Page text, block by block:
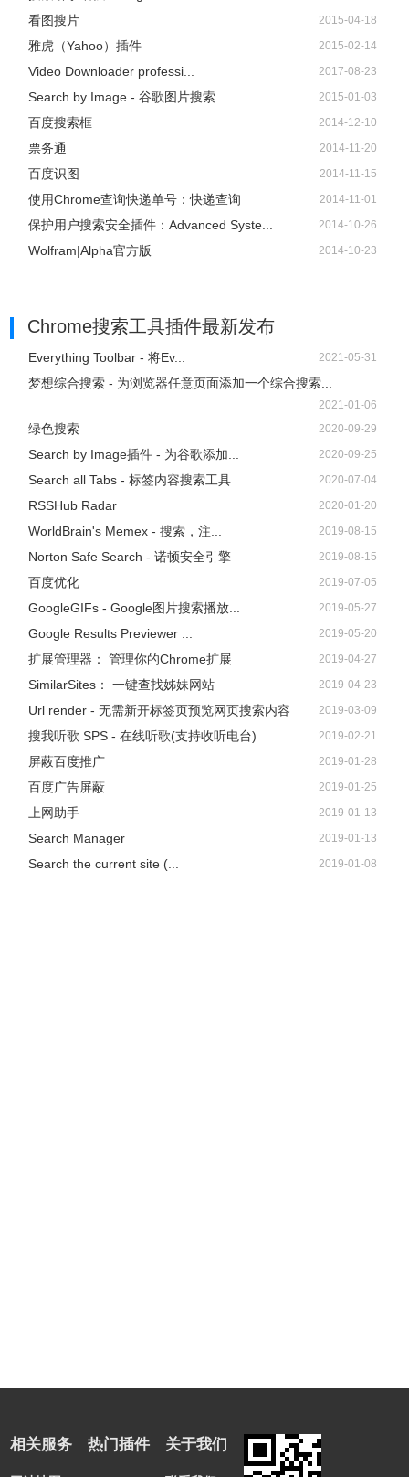
看图搜片 2015-04-18
雅虎（Yahoo）插件 2015-02-14
Video Downloader professi... 2017-08-23
Search by Image - 谷歌图片搜索 2015-01-03
百度搜索框 2014-12-10
票务通 2014-11-20
百度识图 2014-11-15
使用Chrome查询快递单号：快递查询 2014-11-01
保护用户搜索安全插件：Advanced Syste... 2014-10-26
Wolfram|Alpha官方版 2014-10-23
Chrome搜索工具插件最新发布
Everything Toolbar - 将Ev... 2021-05-31
梦想综合搜索 - 为浏览器任意页面添加一个综合搜索...
2021-01-06
绿色搜索 2020-09-29
Search by Image插件 - 为谷歌添加... 2020-09-25
Search all Tabs - 标签内容搜索工具 2020-07-04
RSSHub Radar 2020-01-20
WorldBrain's Memex - 搜索，注... 2019-08-15
Norton Safe Search - 诺顿安全引擎 2019-08-15
百度优化 2019-07-05
GoogleGIFs - Google图片搜索播放... 2019-05-27
Google Results Previewer ... 2019-05-20
扩展管理器： 管理你的Chrome扩展 2019-04-27
SimilarSites： 一键查找姊妹网站 2019-04-23
Url render - 无需新开标签页预览网页搜索内容 2019-03-09
搜我听歌 SPS - 在线听歌(支持收听电台) 2019-02-21
屏蔽百度推广 2019-01-28
百度广告屏蔽 2019-01-25
上网助手 2019-01-13
Search Manager 2019-01-13
Search the current site (... 2019-01-08
相关服务 热门插件 关于我们